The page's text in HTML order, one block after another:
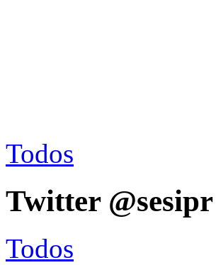
Todos
Twitter @sesipr
Todos